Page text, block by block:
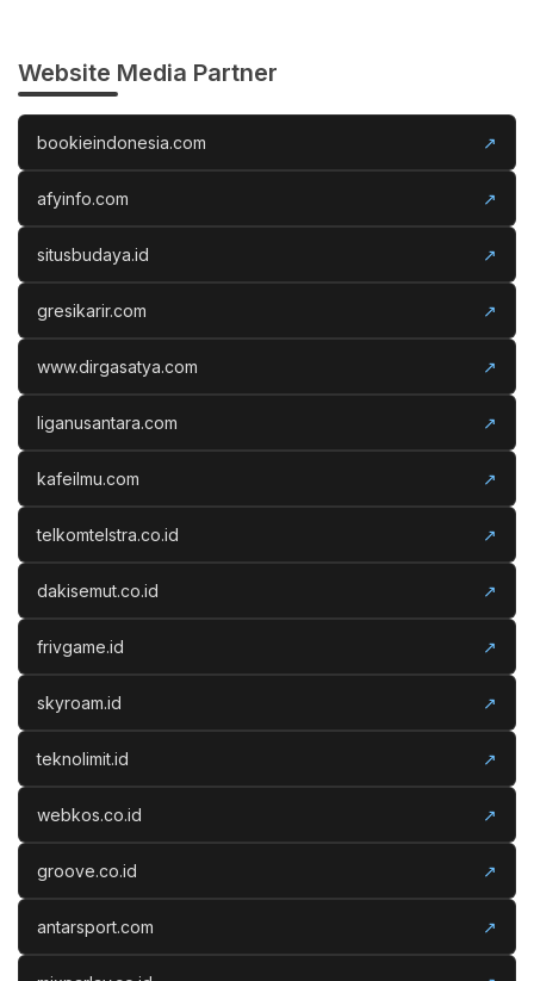
Website Media Partner
bookieindonesia.com ↗
afyinfo.com ↗
situsbudaya.id ↗
gresikarir.com ↗
www.dirgasatya.com ↗
liganusantara.com ↗
kafeilmu.com ↗
telkomtelstra.co.id ↗
dakisemut.co.id ↗
frivgame.id ↗
skyroam.id ↗
teknolimit.id ↗
webkos.co.id ↗
groove.co.id ↗
antarsport.com ↗